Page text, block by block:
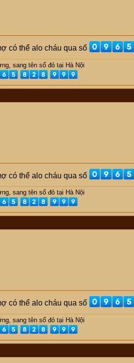
có thể alo cháu qua số
sang tên sổ đỏ tại Hà Nội
có thể alo cháu qua số
sang tên sổ đỏ tại Hà Nội
có thể alo cháu qua số
sang tên sổ đỏ tại Hà Nội